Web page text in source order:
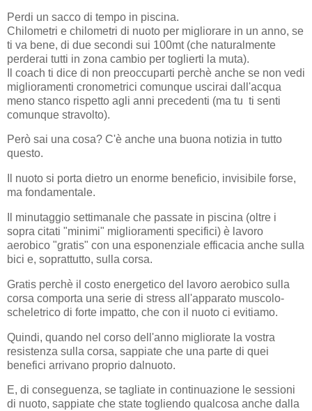
Perdi un sacco di tempo in piscina.
Chilometri e chilometri di nuoto per migliorare in un anno, se
ti va bene, di due secondi sui 100mt (che naturalmente
perderai tutti in zona cambio per toglierti la muta).
Il coach ti dice di non preoccuparti perchè anche se non vedi
miglioramenti cronometrici comunque uscirai dall'acqua
meno stanco rispetto agli anni precedenti (ma tu ti senti
comunque stravolto).
Però sai una cosa? C'è anche una buona notizia in tutto
questo.
Il nuoto si porta dietro un enorme beneficio, invisibile forse,
ma fondamentale.
Il minutaggio settimanale che passate in piscina (oltre i
sopra citati "minimi" miglioramenti specifici) è lavoro
aerobico "gratis" con una esponenziale efficacia anche sulla
bici e, soprattutto, sulla corsa.
Gratis perchè il costo energetico del lavoro aerobico sulla
corsa comporta una serie di stress all'apparato muscolo-
scheletrico di forte impatto, che con il nuoto ci evitiamo.
Quindi, quando nel corso dell'anno migliorate la vostra
resistenza sulla corsa, sappiate che una parte di quei
benefici arrivano proprio dalnuoto.
E, di conseguenza, se tagliate in continuazione le sessioni
di nuoto, sappiate che state togliendo qualcosa anche dalla